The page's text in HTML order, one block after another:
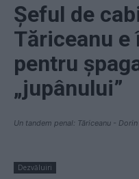
Șeful de
Tăriceanu e
pentru
„jupânului”
Un tandem penal: Tăriceanu -
Dezvăluiri